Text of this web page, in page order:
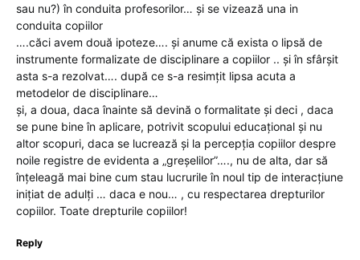
sau nu?) în conduita profesorilor… și se vizează una in
conduita copiilor
….căci avem două ipoteze…. și anume că exista o lipsă de
instrumente formalizate de disciplinare a copiilor .. și în sfârșit
asta s-a rezolvat…. după ce s-a resimțit lipsa acuta a
metodelor de disciplinare…
și, a doua, daca înainte să devină o formalitate și deci , daca
se pune bine în aplicare, potrivit scopului educațional și nu
altor scopuri, daca se lucrează și la percepția copiilor despre
noile registre de evidenta a „greșelilor”…., nu de alta, dar să
înțeleagă mai bine cum stau lucrurile în noul tip de interacțiune
inițiat de adulți … daca e nou… , cu respectarea drepturilor
copiilor. Toate drepturile copiilor!
Reply